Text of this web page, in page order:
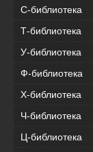
С-библиотека
Т-библиотека
У-библиотека
Ф-библиотека
Х-библиотека
Ч-библиотека
Ц-библиотека